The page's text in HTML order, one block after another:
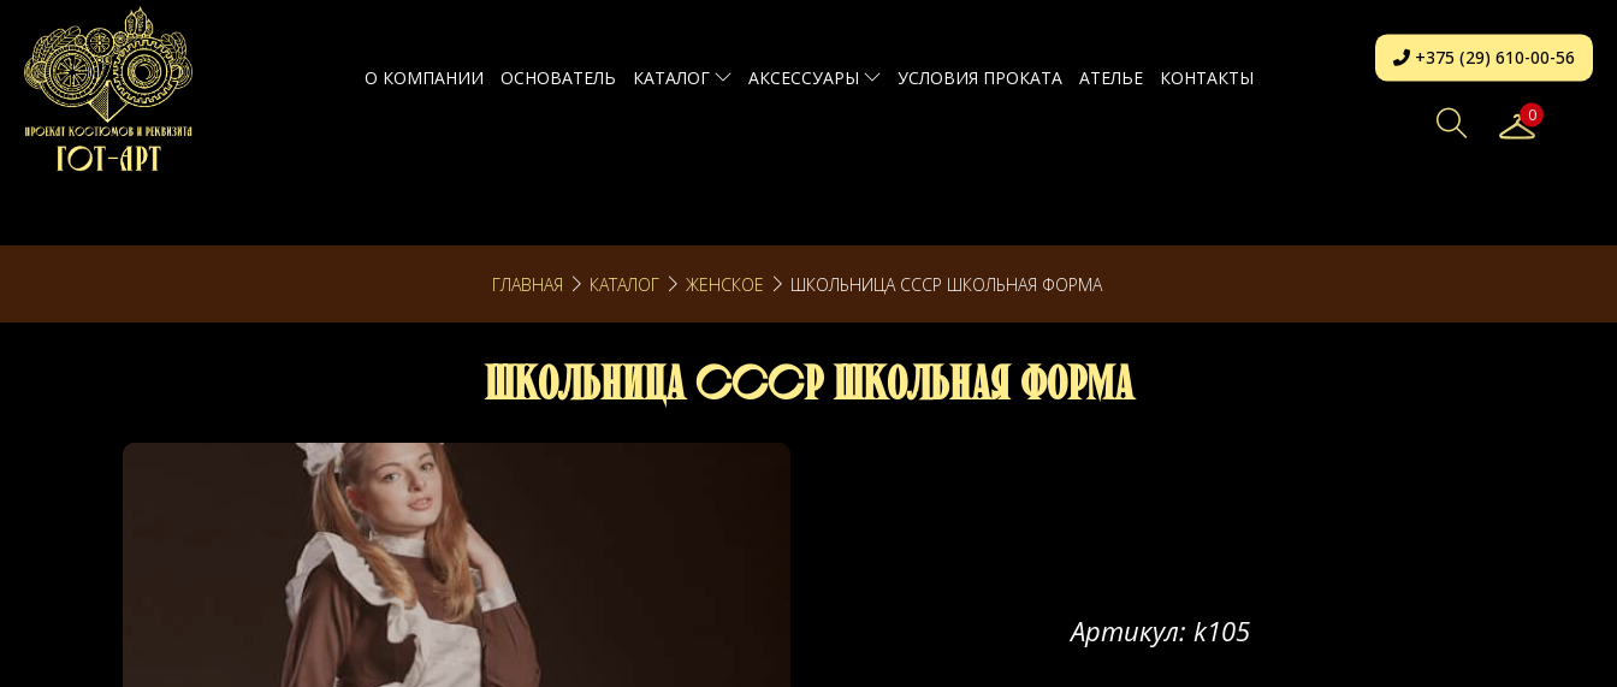
О КОМПАНИИ ОСНОВАТЕЛЬ КАТАЛОГ АКСЕССУАРЫ УСЛОВИЯ ПРОКАТА АТЕЛЬЕ КОНТАКТЫ
+375 (29) 610-00-56
0
ГЛАВНАЯ КАТАЛОГ ЖЕНСКОЕ ШКОЛЬНИЦА СССР ШКОЛЬНАЯ ФОРМА
Школьница СССР школьная форма
Артикул: k105